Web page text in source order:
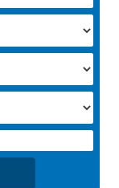
とします。
００３４